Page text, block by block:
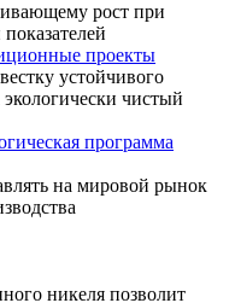
рост при
проекты
устойчивого
чистый
программа
на мировой рынок
никеля позволит